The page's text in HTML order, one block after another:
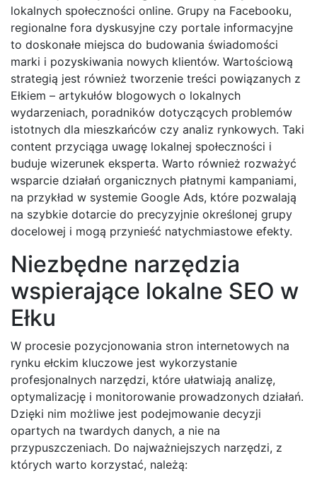
lokalnych społeczności online. Grupy na Facebooku,
regionalne fora dyskusyjne czy portale informacyjne
to doskonałe miejsca do budowania świadomości
marki i pozyskiwania nowych klientów. Wartościową
strategią jest również tworzenie treści powiązanych z
Ełkiem – artykułów blogowych o lokalnych
wydarzeniach, poradników dotyczących problemów
istotnych dla mieszkańców czy analiz rynkowych. Taki
content przyciąga uwagę lokalnej społeczności i
buduje wizerunek eksperta. Warto również rozważyć
wsparcie działań organicznych płatnymi kampaniami,
na przykład w systemie Google Ads, które pozwalają
na szybkie dotarcie do precyzyjnie określonej grupy
docelowej i mogą przynieść natychmiastowe efekty.
Niezbędne narzędzia
wspierające lokalne SEO w
Ełku
W procesie pozycjonowania stron internetowych na
rynku ełckim kluczowe jest wykorzystanie
profesjonalnych narzędzi, które ułatwiają analizę,
optymalizację i monitorowanie prowadzonych działań.
Dzięki nim możliwe jest podejmowanie decyzji
opartych na twardych danych, a nie na
przypuszczeniach. Do najważniejszych narzędzi, z
których warto korzystać, należą: